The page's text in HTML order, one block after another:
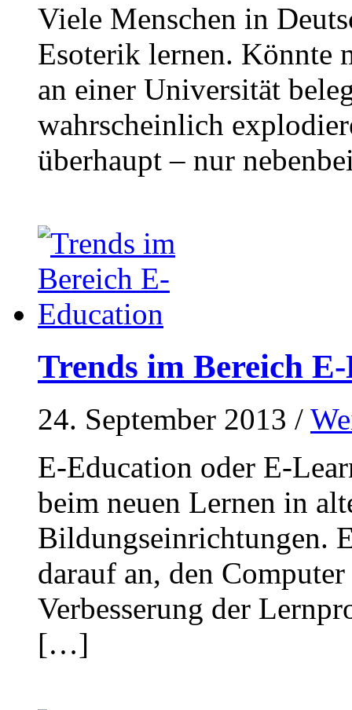
Viele Menschen in
Esoterik lernen. Könnte
an einer Universität
wahrscheinlich
überhaupt – nur
Trends im Bereich
24. September 2013 /
E-Education oder E-
beim neuen Lernen in
Bildungseinrichtungen.
darauf an, den
Verbesserung der
[…]